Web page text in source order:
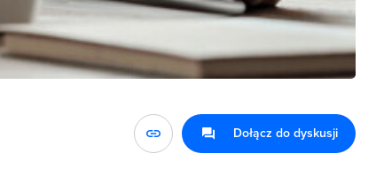
Dołącz do dyskusji